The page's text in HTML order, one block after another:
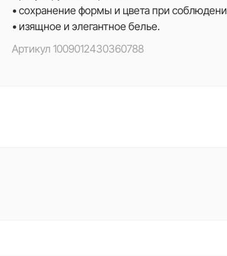
• сохранение формы и цвета при
• изящное и элегантное белье.
Артикул 1009012430360788